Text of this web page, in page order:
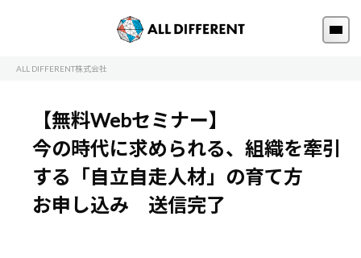
ALL DIFFERENT株式会社
【無料Webセミナー】
今の時代に求められる、組織を牽引
する「自立自走人材」の育て方
お申し込み 送信完了